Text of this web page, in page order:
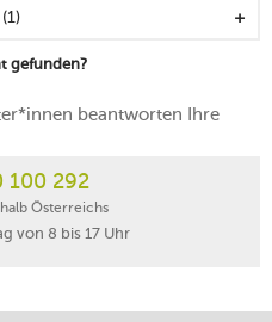
(1)
gefunden?
beantworten Ihre
100 292
Österreichs
von 8 bis 17 Uhr